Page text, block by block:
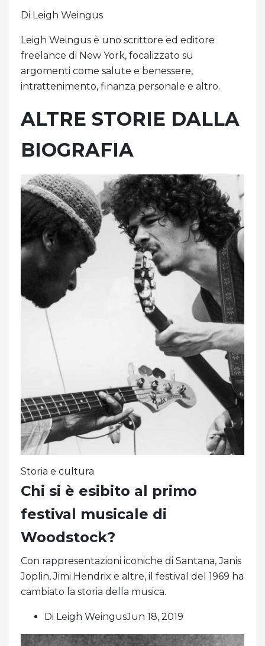
Di Leigh Weingus
Leigh Weingus è uno scrittore ed editore
freelance di New York, focalizzato su
argomenti come salute e benessere,
intrattenimento, finanza personale e altro.
ALTRE STORIE DALLA
BIOGRAFIA
Storia e cultura
Chi si è esibito al primo
festival musicale di
Woodstock?
Con rappresentazioni iconiche di Santana, Janis
Joplin, Jimi Hendrix e altre, il festival del 1969 ha
cambiato la storia della musica.
Di Leigh WeingusJun 18, 2019